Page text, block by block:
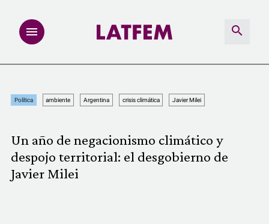
MULTIMEDIA
REDACCIÓN ABIERTA
Política ambiente Argentina crisis climática Javier Milei
Un año de negacionismo climático y
despojo territorial: el desgobierno de
Javier Milei